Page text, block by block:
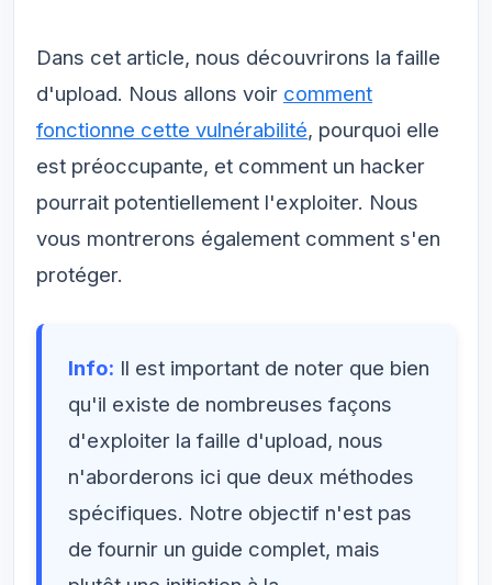
Dans cet article, nous découvrirons la faille
d'upload. Nous allons voir comment
fonctionne cette vulnérabilité, pourquoi elle
est préoccupante, et comment un hacker
pourrait potentiellement l'exploiter. Nous
vous montrerons également comment s'en
protéger.
Info: Il est important de noter que bien
qu'il existe de nombreuses façons
d'exploiter la faille d'upload, nous
n'aborderons ici que deux méthodes
spécifiques. Notre objectif n'est pas
de fournir un guide complet, mais